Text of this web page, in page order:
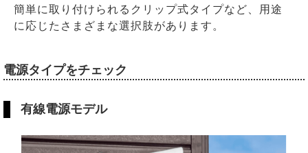
簡単に取り付けられるクリップ式タイプなど、用途
に応じたさまざまな選択肢があります。
電源タイプをチェック
有線電源モデル